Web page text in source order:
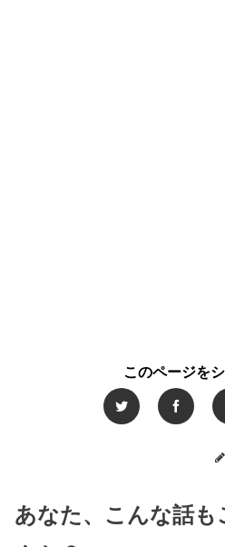
このページを
あなた、こんな話も